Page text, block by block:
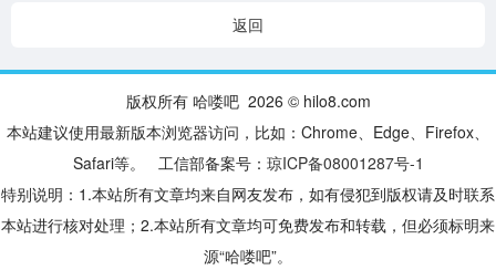
返回
版权所有 哈喽吧 2026 © hilo8.com
本站建议使用最新版本浏览器访问，比如：Chrome、Edge、Firefox、
Safari等。 工信部备案号： 琼ICP备08001287号-1
特别说明：1.本站所有文章均来自网友发布，如有侵犯到版权请及时联系
本站进行核对处理；2.本站所有文章均可免费发布和转载，但必须标明来
源“哈喽吧”。